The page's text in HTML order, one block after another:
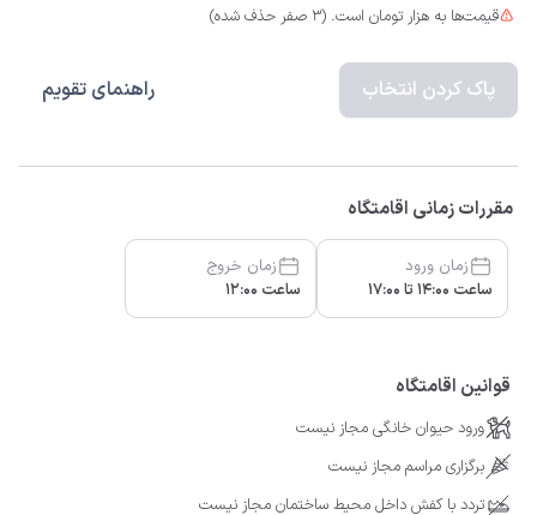
قیمت‌ها به هزار تومان است. (3 صفر حذف شده)
پاک کردن انتخاب راهنمای تقویم
مقررات زمانی اقامتگاه
زمان ورود
ساعت 14:00 تا 17:00
زمان خروج
ساعت 12:00
قوانین اقامتگاه
ورود حیوان خانگی مجاز نیست
برگزاری مراسم مجاز نیست
تردد با کفش داخل محیط ساختمان مجاز نیست